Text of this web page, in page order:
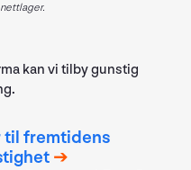
kan vi tilby gunstig
til fremtidens